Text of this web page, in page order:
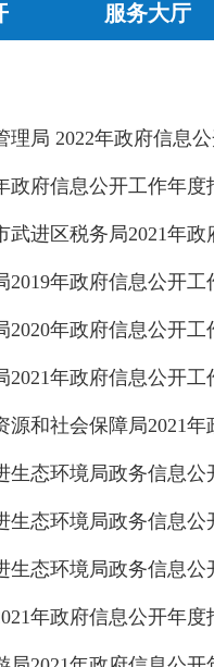
服务大厅
理局 2022年政府信息
政府信息公开工作年度
武进区税务局2021年
2019年政府信息公开工
2020年政府信息公开工
2021年政府信息公开工
源和社会保障局2021
生态环境局政务信息公
生态环境局政务信息公
生态环境局政务信息公
年政府信息公开年度